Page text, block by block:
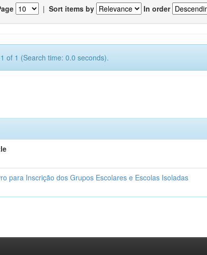
| Sort items by In order
of 1 (Search time: 0.0 seconds).
para Inscrição dos Grupos Escolares e Escolas Isoladas